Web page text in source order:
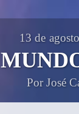
13 de
Por José